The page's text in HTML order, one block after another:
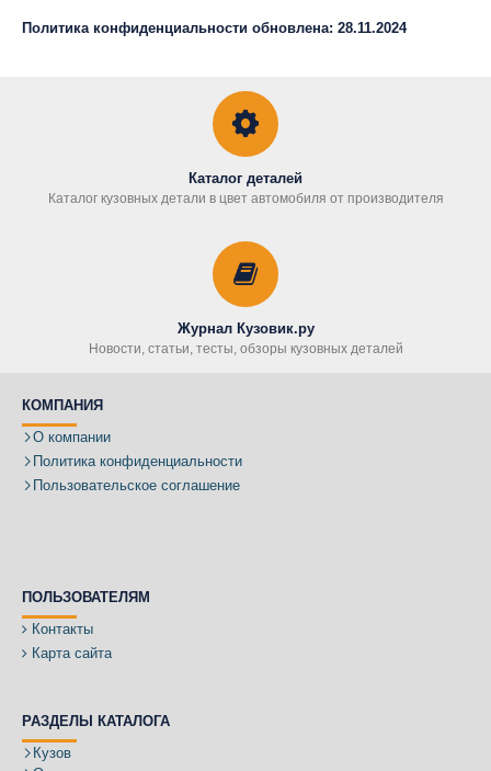
Политика конфиденциальности обновлена: 28.11.2024
Каталог деталей
Каталог кузовных детали в цвет автомобиля от производителя
Журнал Кузовик.ру
Новости, статьи, тесты, обзоры кузовных деталей
КОМПАНИЯ
О компании
Политика конфиденциальности
Пользовательское соглашение
ПОЛЬЗОВАТЕЛЯМ
Контакты
Карта сайта
РАЗДЕЛЫ КАТАЛОГА
Кузов